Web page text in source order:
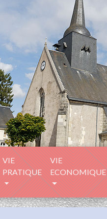
VIE
PRATIQUE
VIE
ECONOMIQUE